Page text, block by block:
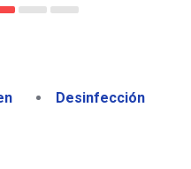
Desinfección